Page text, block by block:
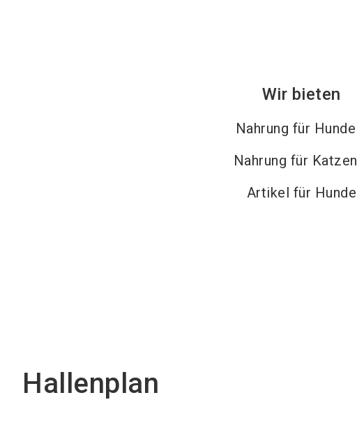
Wir bieten
Nahrung für Hunde
Nahrung für Katzen
Artikel für Hunde
Hallenplan